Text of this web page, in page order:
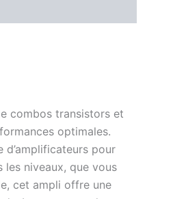
combos transistors et
optimales.
d’amplificateurs pour
les niveaux, que vous
cet ampli offre une